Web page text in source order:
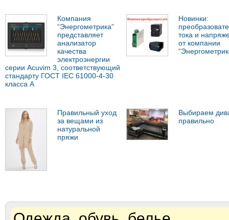
Компания
“Энергометрика”
представляет
анализатор
качества
электроэнергии
серии Acuvim 3, соответствующий
стандарту ГОСТ IEC 61000-4-30
класса А
Новинки:
тока и
от компании
Правильный уход
за вещами из
натуральной
пряжи
Выбираем
правильно